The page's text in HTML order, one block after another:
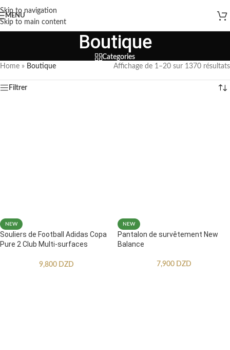
Skip to navigation
Skip to main content
MENU
Boutique
Categories
Home » Boutique Affichage de 1–20 sur 1370 résultats
Filtrer
NEW
Souliers de Football Adidas Copa
Pure 2 Club Multi-surfaces
9,800 DZD
NEW
Pantalon de survêtement New
Balance
7,900 DZD